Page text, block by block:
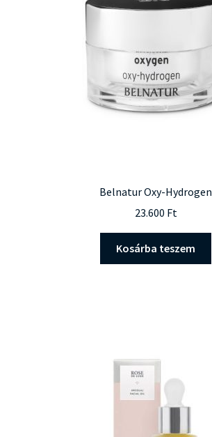
Belnatur Oxy-Hydrogen
23.600 Ft
Kosárba teszem